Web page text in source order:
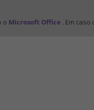
o Microsoft Office . Em caso